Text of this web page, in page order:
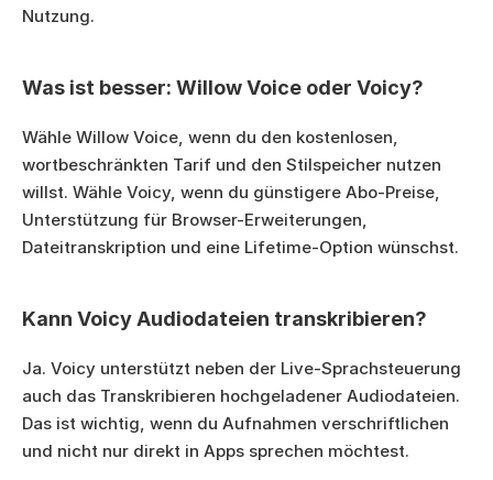
Nutzung.
Was ist besser: Willow Voice oder Voicy?
Wähle Willow Voice, wenn du den kostenlosen,
wortbeschränkten Tarif und den Stilspeicher nutzen
willst. Wähle Voicy, wenn du günstigere Abo-Preise,
Unterstützung für Browser-Erweiterungen,
Dateitranskription und eine Lifetime-Option wünschst.
Kann Voicy Audiodateien transkribieren?
Ja. Voicy unterstützt neben der Live-Sprachsteuerung
auch das Transkribieren hochgeladener Audiodateien.
Das ist wichtig, wenn du Aufnahmen verschriftlichen
und nicht nur direkt in Apps sprechen möchtest.